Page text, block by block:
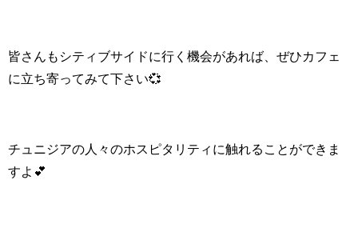
皆さんもシティブサイドに行く機会があれば、ぜひカフェ
に立ち寄ってみて下さい💞
チュニジアの人々のホスピタリティに触れることができま
すよ💕